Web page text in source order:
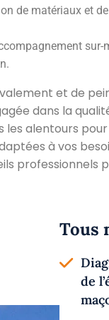
de matériaux et
sur-
et de
dans la
les alentours
à vos
professionnels
Tous
de